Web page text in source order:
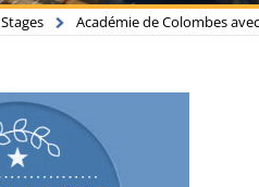
Stages Académie de Colombes